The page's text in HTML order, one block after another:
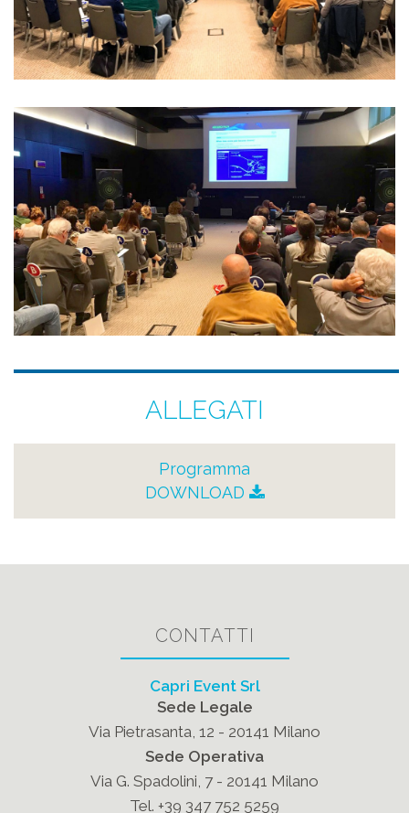
ALLEGATI
Programma
DOWNLOAD
CONTATTI
Capri Event Srl
Sede Legale
Via Pietrasanta, 12 - 20141 Milano
Sede Operativa
Via G. Spadolini, 7 - 20141 Milano
Tel. +39 347 752 5259